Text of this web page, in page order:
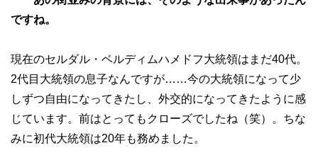
ですね。
現在のセルダル・ベルディムハメドフ大統領はまだ40代。
2代目大統領の息子なんですが……今の大統領になって少
しずつ自由になってきたし、外交的になってきたように感
じています。前はとってもクローズでしたね（笑）。ちな
みに初代大統領は20年も務めました。